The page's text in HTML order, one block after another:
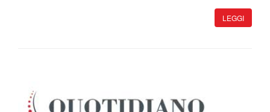
LEGGI